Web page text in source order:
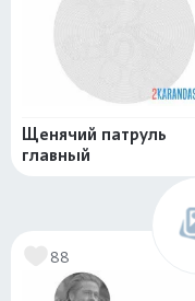
Щенячий патруль
главный
88